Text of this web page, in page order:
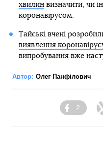
хвилинвизначити, чи
коронавірусом.
Тайські вчені
виявлення
випробування вже
Автор: Олег Панфілович
2